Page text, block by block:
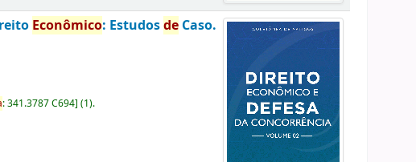
Econômico: Estudosde Caso.
:341.3787 C694](1).